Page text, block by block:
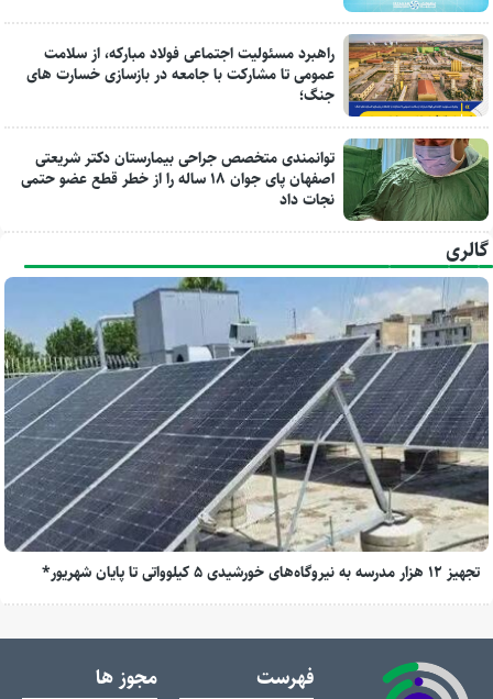
راهبرد مسئولیت اجتماعی فولاد مبارکه، از سلامت
عمومی تا مشارکت با جامعه در بازسازی خسارت های
جنگ؛
توانمندی متخصص جراحی بیمارستان دکتر شریعتی
اصفهان پای جوان ۱۸ ساله را از خطر قطع عضو حتمی
نجات داد
گالری
تجهیز ۱۲ هزار مدرسه به نیروگاه‌های خورشیدی ۵ کیلوواتی تا پایان شهریور*
فهرست مجوز ها